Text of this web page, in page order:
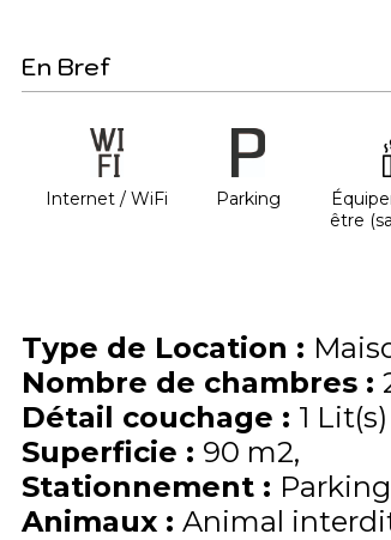
En Bref
Internet / WiFi Parking
être
Type de Location :
Nombre de chambres :
Détail couchage : 1
Superficie : 90 m2
Stationnement : Parking
Animaux : Animal